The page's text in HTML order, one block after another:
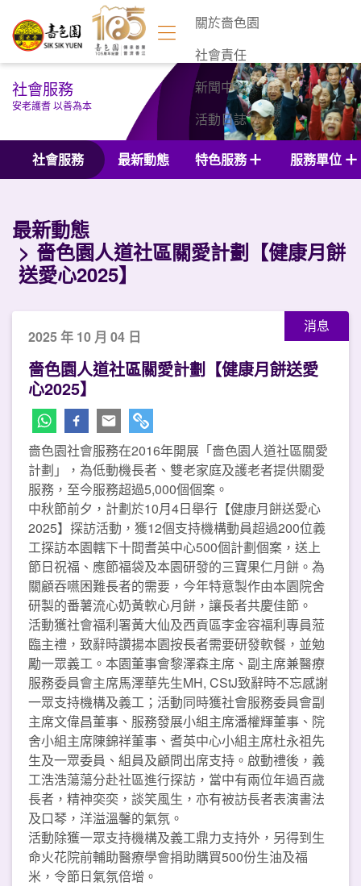
關於嗇色園
社會責任
新聞中心
活動日誌
聯絡我們
社會服務
安老護耆 以善為本
社會服務 最新動態 特色服務 服務單位
最新動態
嗇色園人道社區關愛計劃【健康月餅
送愛心2025】
消息
2025 年 10 月 04 日
嗇色園人道社區關愛計劃【健康月餅送愛
心2025】
嗇色園社會服務在2016年開展「嗇色園人道社區關愛
計劃」，為低動機長者、雙老家庭及護老者提供關愛
服務，至今服務超過5,000個個案。
中秋節前夕，計劃於10月4日舉行【健康月餅送愛心
2025】探訪活動，獲12個支持機構動員超過200位義
工探訪本園轄下十間耆英中心500個計劃個案，送上
節日祝福、應節福袋及本園研發的三寶果仁月餅。為
關顧吞嚥困難長者的需要，今年特意製作由本園院舍
研製的番薯流心奶黃軟心月餅，讓長者共慶佳節。
活動獲社會福利署黃大仙及西貢區李金容福利專員蒞
臨主禮，致辭時讚揚本園按長者需要研發軟餐，並勉
勵一眾義工。本園董事會黎澤森主席、副主席兼醫療
服務委員會主席馬澤華先生MH, CStJ致辭時不忘感謝
一眾支持機構及義工；活動同時獲社會服務委員會副
主席文偉昌董事、服務發展小組主席潘權輝董事、院
舍小組主席陳錦祥董事、耆英中心小組主席杜永祖先
生及一眾委員、組員及顧問出席支持。啟動禮後，義
工浩浩蕩蕩分赴社區進行探訪，當中有兩位年過百歲
長者，精神奕奕，談笑風生，亦有被訪長者表演書法
及口琴，洋溢溫馨的氣氛。
活動除獲一眾支持機構及義工鼎力支持外，另得到生
命火花院前輔助醫療學會捐助購買500份生油及福
米，令節日氣氛倍增。